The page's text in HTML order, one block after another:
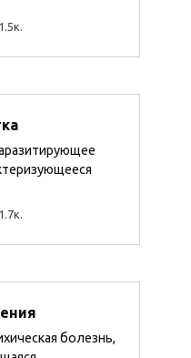
1.5к.
1.7к.
болезнь,